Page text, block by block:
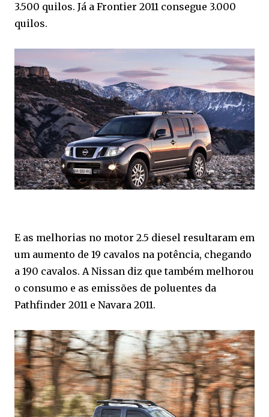
3.500 quilos. Já a Frontier 2011 consegue 3.000
quilos.
E as melhorias no motor 2.5 diesel resultaram em
um aumento de 19 cavalos na potência, chegando
a 190 cavalos. A Nissan diz que também melhorou
o consumo e as emissões de poluentes da
Pathfinder 2011 e Navara 2011.